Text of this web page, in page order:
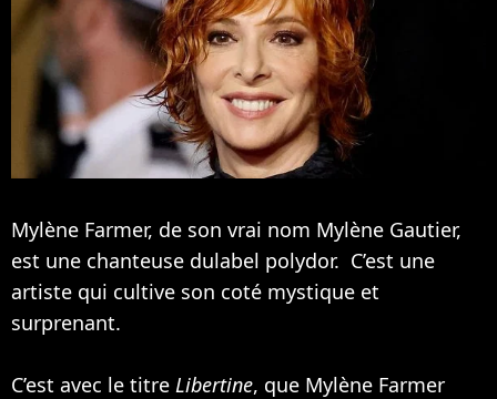
Mylène Farmer, de son vrai nom Mylène Gautier,
est une chanteuse dulabel polydor. C’est une
artiste qui cultive son coté mystique et
surprenant.
C’est avec le titre Libertine, que Mylène Farmer